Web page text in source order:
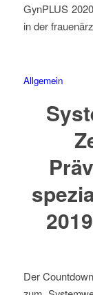
GynPLUS
in der
Allgemein
Der